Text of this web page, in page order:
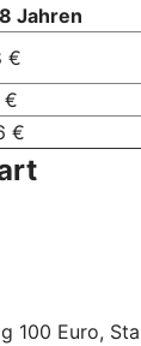
Jahren
€
€
€
100 Euro,